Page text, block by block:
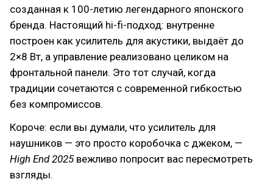
созданная к 100-летию легендарного японского
бренда. Настоящий hi-fi-подход: внутренне
построен как усилитель для акустики, выдаёт до
2×8 Вт, а управление реализовано целиком на
фронтальной панели. Это тот случай, когда
традиции сочетаются с современной гибкостью
без компромиссов.
Короче: если вы думали, что усилитель для
наушников — это просто коробочка с джеком, —
High End 2025вежливо попросит вас пересмотреть
взгляды.